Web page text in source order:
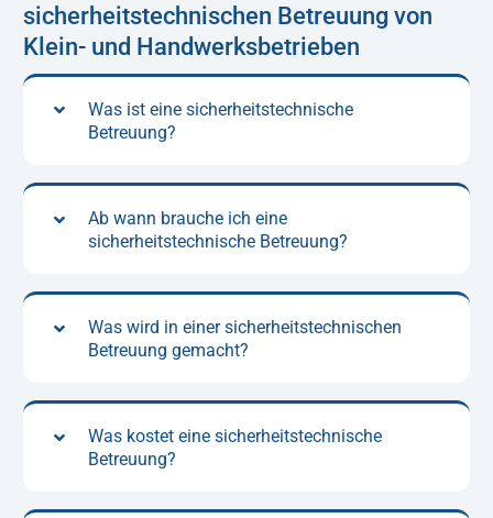
sicherheitstechnischen Betreuung von
Klein- und Handwerksbetrieben
Was ist eine sicherheitstechnische
Betreuung?
Ab wann brauche ich eine
sicherheitstechnische Betreuung?
Was wird in einer sicherheitstechnischen
Betreuung gemacht?
Was kostet eine sicherheitstechnische
Betreuung?